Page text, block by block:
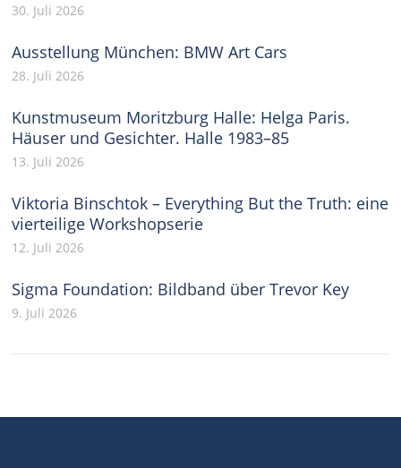
30. Juli 2026
Ausstellung München: BMW Art Cars
28. Juli 2026
Kunstmuseum Moritzburg Halle: Helga Paris.
Häuser und Gesichter. Halle 1983–85
13. Juli 2026
Viktoria Binschtok – Everything But the Truth: eine
vierteilige Workshopserie
12. Juli 2026
Sigma Foundation: Bildband über Trevor Key
9. Juli 2026